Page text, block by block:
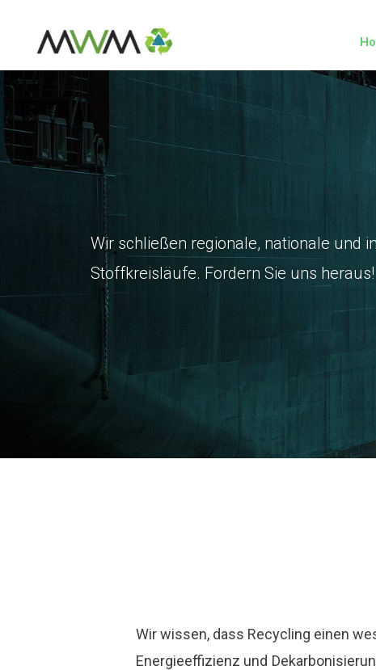
Wir schließen regionale, nationale und
Stoffkreisläufe. Fordern Sie uns heraus!
Wir wissen, dass Recycling einen
Energieeffizienz und